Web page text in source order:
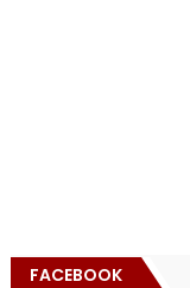
FACEBOOK